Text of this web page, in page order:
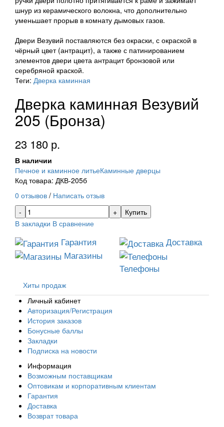
шнур из керамического волокна, что дополнительно
уменьшает прорыв в комнату дымовых газов.
Двери Везувий поставляются без окраски, с окраской в
чёрный цвет (антрацит), а также с патинированием
элементов двери цвета антрацит бронзовой или
серебряной краской.
Теги: Дверка каминная
Дверка каминная Везувий
205 (Бронза)
23 180 р.
В наличии
Печное и каминное литьеКаминные дверцы
Код товара: ДКВ-205б
0 отзывов / Написать отзыв
Купить
В закладки В сравнение
Гарантия
Доставка
Магазины
Телефоны
Хиты продаж
Личный кабинет
Авторизация/Регистрация
История заказов
Бонусные баллы
Закладки
Подписка на новости
Информация
Возможным поставщикам
Оптовикам и корпоративным клиентам
Гарантия
Доставка
Возврат товара